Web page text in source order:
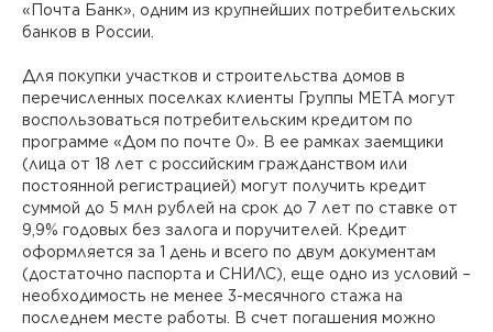
«Почта Банк», одним из крупнейших потребительских
банков в России.
Для покупки участков и строительства домов в
перечисленных поселках клиенты Группы МЕТА могут
воспользоваться потребительским кредитом по
программе «Дом по почте 0». В ее рамках заемщики
(лица от 18 лет с российским гражданством или
постоянной регистрацией) могут получить кредит
суммой до 5 млн рублей на срок до 7 лет по ставке от
9,9% годовых без залога и поручителей. Кредит
оформляется за 1 день и всего по двум документам
(достаточно паспорта и СНИЛС), еще одно из условий –
необходимость не менее 3-месячного стажа на
последнем месте работы. В счет погашения можно